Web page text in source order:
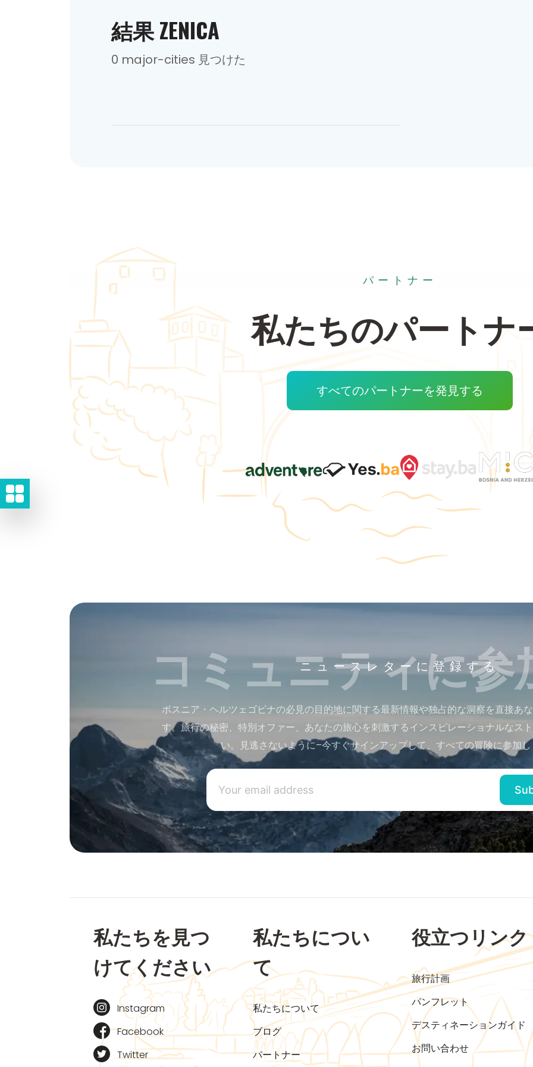
結果 ZENICA
0 major-cities 見つけた
パートナー
私たちのパートナ
すべてのパートナーを発見する
ニュースレターに登録する
コミュニティに参
ボスニア・ヘルツェゴビナの必見の目的地に関する最新情報や独占的な洞察を直接あ
す。旅行の秘密、特別オファー、あなたの旅心を刺激するインスピレーショナルなス
い。見逃さないように–今すぐサインアップして、すべての冒険に参加
私たちを見つ
けてください
Instagram
Facebook
Twitter
私たちについ
て
私たちについて
ブログ
パートナー
役立つリンク
旅行計画
パンフレット
デスティネーションガイド
お問い合わせ